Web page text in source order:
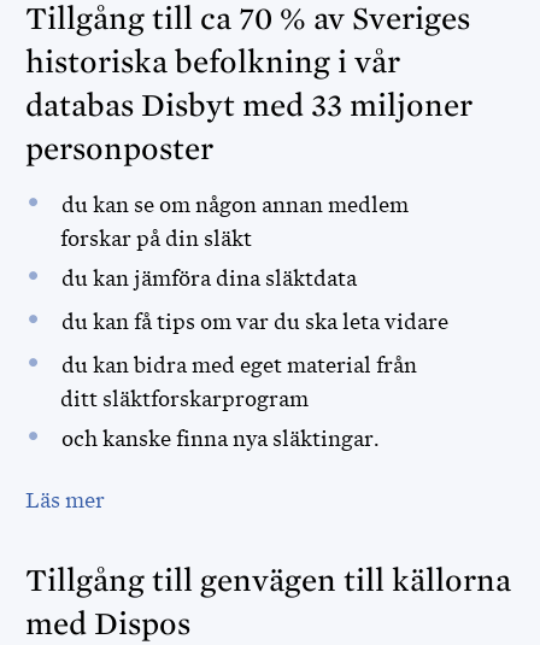
Tillgång till ca 70 % av Sveriges
historiska befolkning i vår
databas Disbyt med 33 miljoner
personposter
du kan se om någon annan medlem
forskar på din släkt
du kan jämföra dina släktdata
du kan få tips om var du ska leta vidare
du kan bidra med eget material från
ditt släktforskarprogram
och kanske finna nya släktingar.
Läs mer
Tillgång till genvägen till källorna
med Dispos